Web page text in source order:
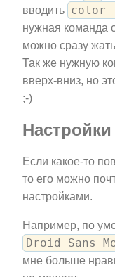
вводить color
нужная команда
можно сразу жать
Так же нужную
вверх-вниз, но
;-)
Настройки
Если какое-то
то его можно
настройками.
Например, по
Droid Sans
мне больше